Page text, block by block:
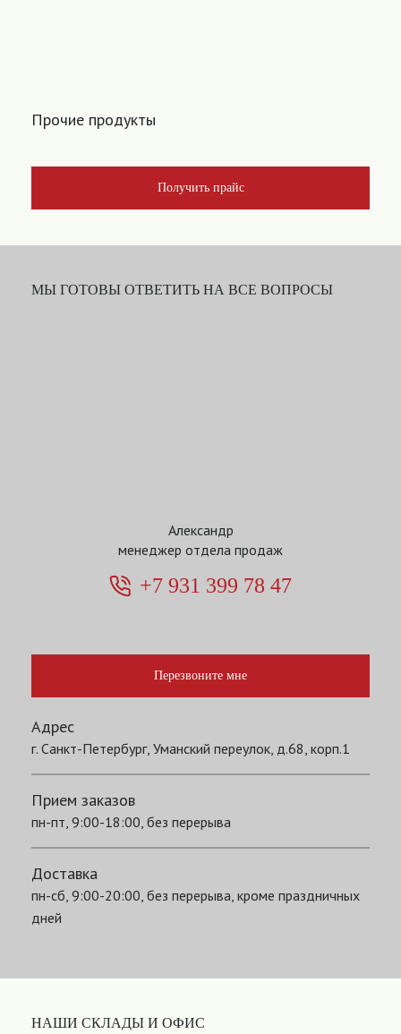
Прочие продукты
Получить прайс
МЫ ГОТОВЫ ОТВЕТИТЬ НА ВСЕ ВОПРОСЫ
Александр
менеджер отдела продаж
+7 931 399 78 47
Перезвоните мне
Адрес
г. Санкт-Петербург, Уманский переулок, д.68, корп.1
Прием заказов
пн-пт, 9:00-18:00, без перерыва
Доставка
пн-сб, 9:00-20:00, без перерыва, кроме праздничных
дней
НАШИ СКЛАДЫ И ОФИС